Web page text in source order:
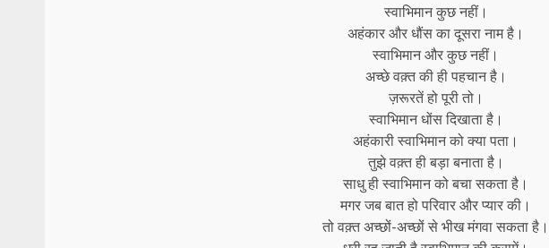
स्वाभिमान कुछ नहीं।
अहंकार और धौंस का दूसरा नाम है।
स्वाभिमान और कुछ नहीं।
अच्छे वक़्त की ही पहचान है।
ज़रूरतें हो पूरी तो।
स्वाभिमान धोंस दिखाता है।
अहंकारी स्वाभिमान को क्या पता।
तुझे वक़्त ही बड़ा बनाता है।
साधु ही स्वाभिमान को बचा सकता है।
मगर जब बात हो परिवार और प्यार की।
तो वक़्त अच्छों-अच्छों से भीख मंगवा सकता है।